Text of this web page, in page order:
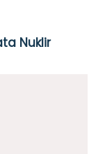
Nuklir